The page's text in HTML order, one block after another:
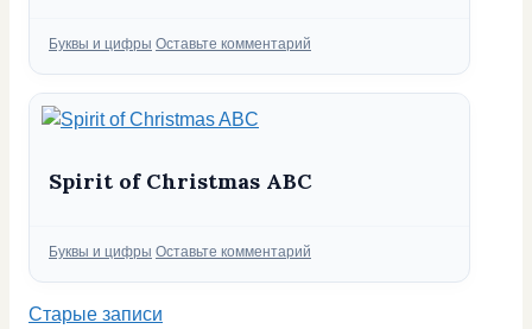
Рубрики
Буквы и цифры Оставьте комментарий
Spirit of Christmas ABC
Рубрики
Буквы и цифры Оставьте комментарий
Старые записи